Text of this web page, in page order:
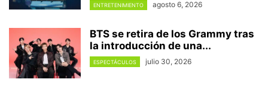
ENTRETENIMIENTO agosto 6, 2026
BTS se retira de los Grammy tras
la introducción de una...
ESPECTÁCULOS julio 30, 2026